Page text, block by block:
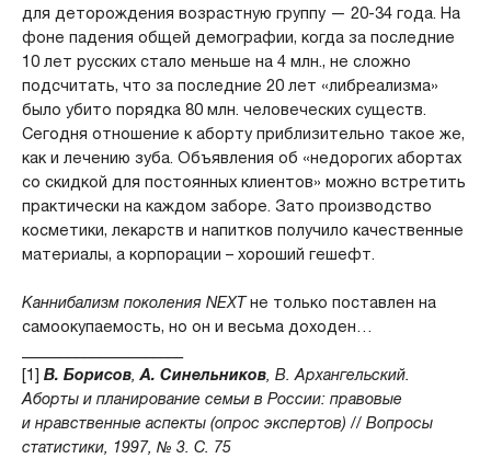
для деторождения возрастную группу — 20-34 года. На
фоне падения общей демографии, когда за последние
10 лет русских стало меньше на 4 млн., не сложно
подсчитать, что за последние 20 лет «либреализма»
было убито порядка 80 млн. человеческих существ.
Сегодня отношение к аборту приблизительно такое же,
как и лечению зуба. Объявления об «недорогих абортах
со скидкой для постоянных клиентов» можно встретить
практически на каждом заборе. Зато производство
косметики, лекарств и напитков получило качественные
материалы, а корпорации – хороший гешефт.
Каннибализм поколения NEXТне только поставлен на
самоокупаемость, но он и весьма доходен…
[1] В. Борисов,А. Синельников, В. Архангельский.
Аборты и планирование семьи в России: правовые
и нравственные аспекты (опрос экспертов) // Вопросы
статистики, 1997, № 3. С. 75